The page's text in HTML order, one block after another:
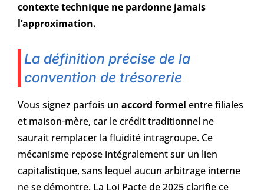
contexte technique ne pardonne jamais
l’approximation.
La définition précise de la
convention de trésorerie
Vous signez parfois un accord formel entre filiales
et maison-mère, car le crédit traditionnel ne
saurait remplacer la fluidité intragroupe. Ce
mécanisme repose intégralement sur un lien
capitalistique, sans lequel aucun arbitrage interne
ne se démontre. La Loi Pacte de 2025 clarifie ce